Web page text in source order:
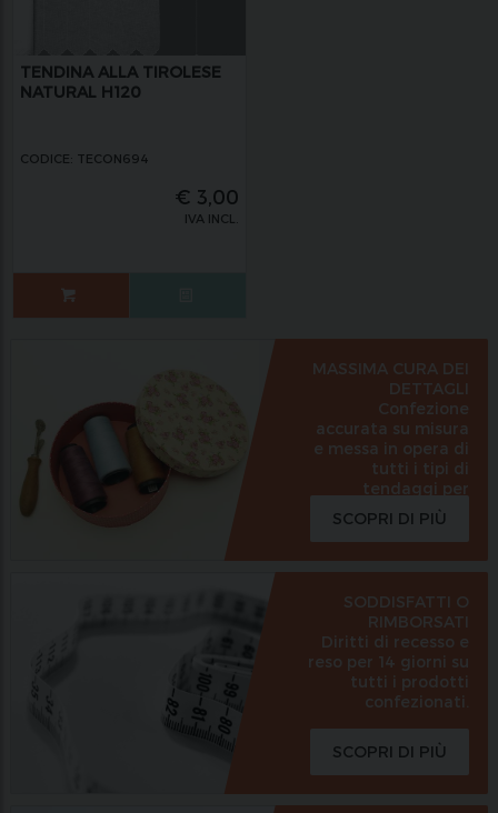
TENDINA ALLA TIROLESE
NATURAL H120
CODICE: TECON694
€ 3,00
IVA INCL.
MASSIMA CURA DEI
DETTAGLI
Confezione
accurata su misura
e messa in opera di
tutti i tipi di
tendaggi per
interni.
SCOPRI DI PIÙ
SODDISFATTI O
RIMBORSATI
Diritti di recesso e
reso per 14 giorni su
tutti i prodotti
confezionati.
SCOPRI DI PIÙ